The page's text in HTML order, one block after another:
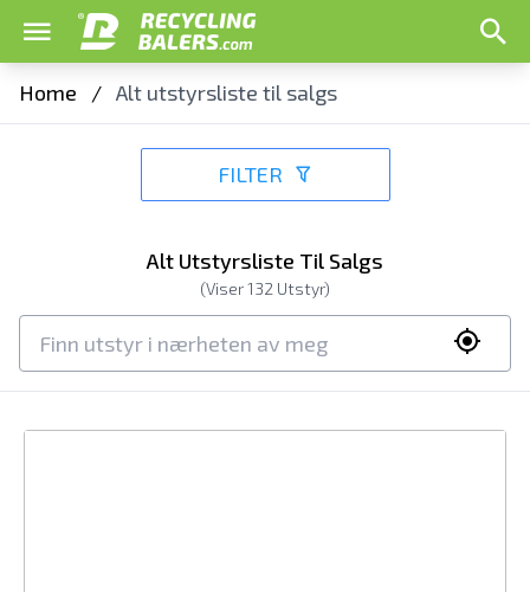
Home / Alt utstyrsliste til salgs
FILTER
Alt Utstyrsliste Til Salgs
(Viser132 Utstyr)